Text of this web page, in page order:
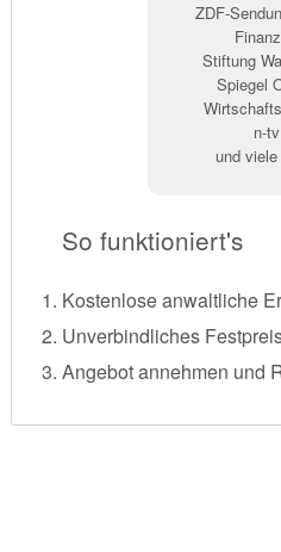
ZDF-
Stiftung
Spiegel
n-tv
und
So funktioniert's
Kostenlose anwaltliche
Unverbindliches
Angebot annehmen und